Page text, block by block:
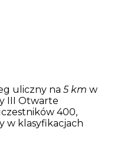
uliczny na 5 km w
III Otwarte
400,
w klasyfikacjach